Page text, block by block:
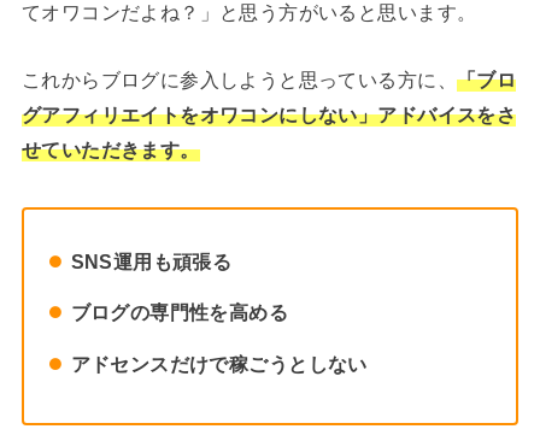
てオワコンだよね？」と思う方がいると思います。
これからブログに参入しようと思っている方に、 「ブロ
グアフィリエイトをオワコンにしない」アドバイスをさ
せていただきます。
SNS運用も頑張る
ブログの専門性を高める
アドセンスだけで稼ごうとしない